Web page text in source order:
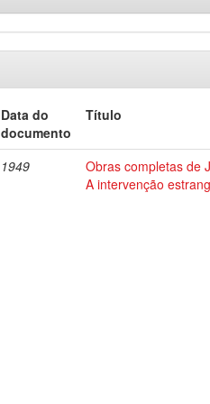
Data do
documento
Título
1949
Obras completas de
A intervenção